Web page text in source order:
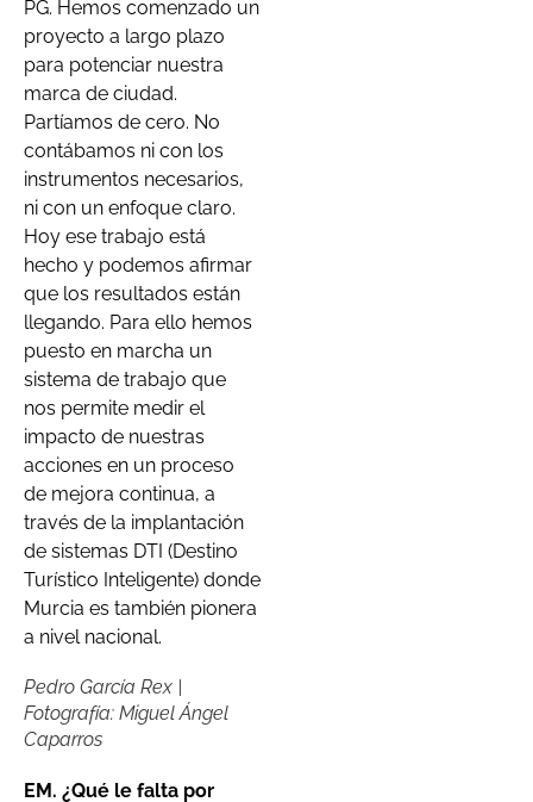
PG. Hemos comenzado un
proyecto a largo plazo
para potenciar nuestra
marca de ciudad.
Partíamos de cero. No
contábamos ni con los
instrumentos necesarios,
ni con un enfoque claro.
Hoy ese trabajo está
hecho y podemos afirmar
que los resultados están
llegando. Para ello hemos
puesto en marcha un
sistema de trabajo que
nos permite medir el
impacto de nuestras
acciones en un proceso
de mejora continua, a
través de la implantación
de sistemas DTI (Destino
Turístico Inteligente) donde
Murcia es también pionera
a nivel nacional.
Pedro García Rex |
Fotografía: Miguel Ángel
Caparros
EM. ¿Qué le falta por